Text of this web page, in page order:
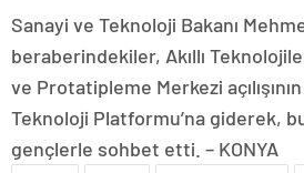
Sanayi ve Teknoloji Bakanı
beraberindekiler, Akıllı
ve Protatipleme Merkezi
Teknoloji Platformu’na giderek,
gençlerle sohbet etti. – KONYA